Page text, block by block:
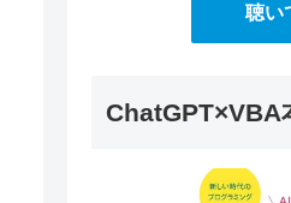
聴い
ChatGPT×VBA